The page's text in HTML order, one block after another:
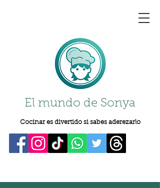
El mundo de Sonya
Cocinar es divertido si sabes aderezarlo